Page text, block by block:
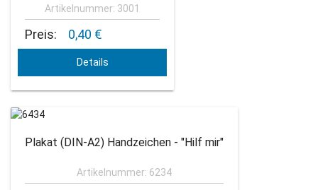
Artikelnummer: 3001
Preis: 0,40 €
Details
Plakat (DIN-A2) Handzeichen - "Hilf mir"
Artikelnummer: 6234